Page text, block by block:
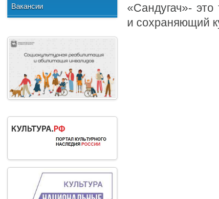
«Сандугач»-
и сохраняющий
Формы документов
Вакансии